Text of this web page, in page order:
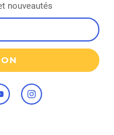
nouveautés